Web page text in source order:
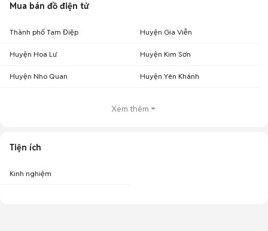
Mua bán đồ điện tử
Thành phố Tam Điệp Huyện Gia Viễn
Huyện Hoa Lư Huyện Kim Sơn
Huyện Nho Quan Huyện Yên Khánh
Xem thêm
Tiện ích
Kinh nghiệm